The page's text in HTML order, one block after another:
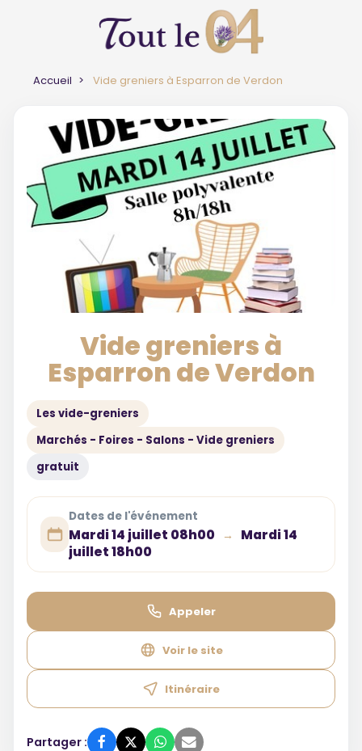
Accueil Vide greniers à Esparron de Verdon
Vide greniers à
Esparron de Verdon
Les vide-greniers
Marchés - Foires - Salons - Vide greniers
gratuit
Dates de l'événement
Mardi 14 juillet 08h00 →
Mardi 14
juillet 18h00
Appeler
Voir le site
Itinéraire
Partager :